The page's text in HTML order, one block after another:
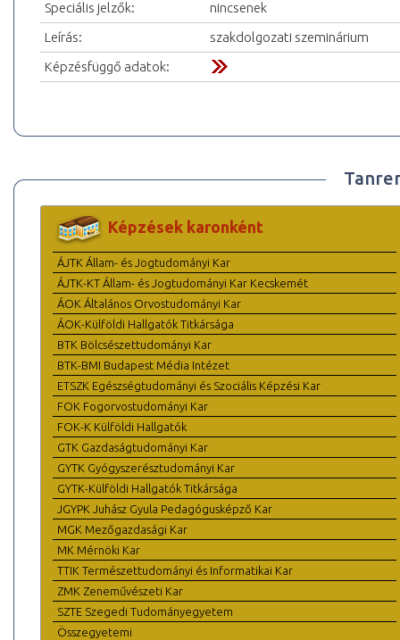
Speciális jelzők:
nincsenek
Leírás:
szakdolgozati szeminárium
Képzésfüggő adatok:
Képzések karonként
ÁJTK Állam- és Jogtudományi Kar
ÁJTK-KT Állam- és Jogtudományi Kar Kecskemét
ÁOK Általános Orvostudományi Kar
ÁOK-Külföldi Hallgatók Titkársága
BTK Bölcsészettudományi Kar
BTK-BMI Budapest Média Intézet
ETSZK Egészségtudományi és Szociális Képzési Kar
FOK Fogorvostudományi Kar
FOK-K Külföldi Hallgatók
GTK Gazdaságtudományi Kar
GYTK Gyógyszerésztudományi Kar
GYTK-Külföldi Hallgatók Titkársága
JGYPK Juhász Gyula Pedagógusképző Kar
MGK Mezőgazdasági Kar
MK Mérnöki Kar
TTIK Természettudományi és Informatikai Kar
ZMK Zeneművészeti Kar
SZTE Szegedi Tudományegyetem
Összegyetemi